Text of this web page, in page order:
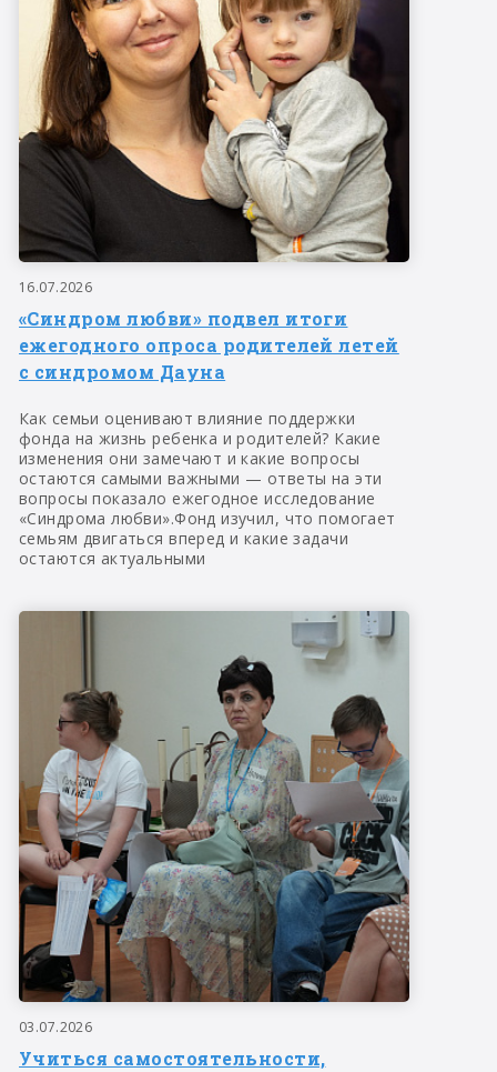
16.07.2026
«Синдром любви» подвел итоги
ежегодного опроса родителей летей
с синдромом Дауна
Как семьи оценивают влияние поддержки
фонда на жизнь ребенка и родителей? Какие
изменения они замечают и какие вопросы
остаются самыми важными — ответы на эти
вопросы показало ежегодное исследование
«Синдрома любви».Фонд изучил, что помогает
семьям двигаться вперед и какие задачи
остаются актуальными
03.07.2026
Учиться самостоятельности,